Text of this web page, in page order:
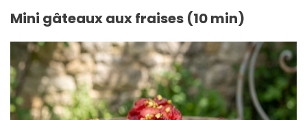
Mini gâteaux aux fraises (10 min)